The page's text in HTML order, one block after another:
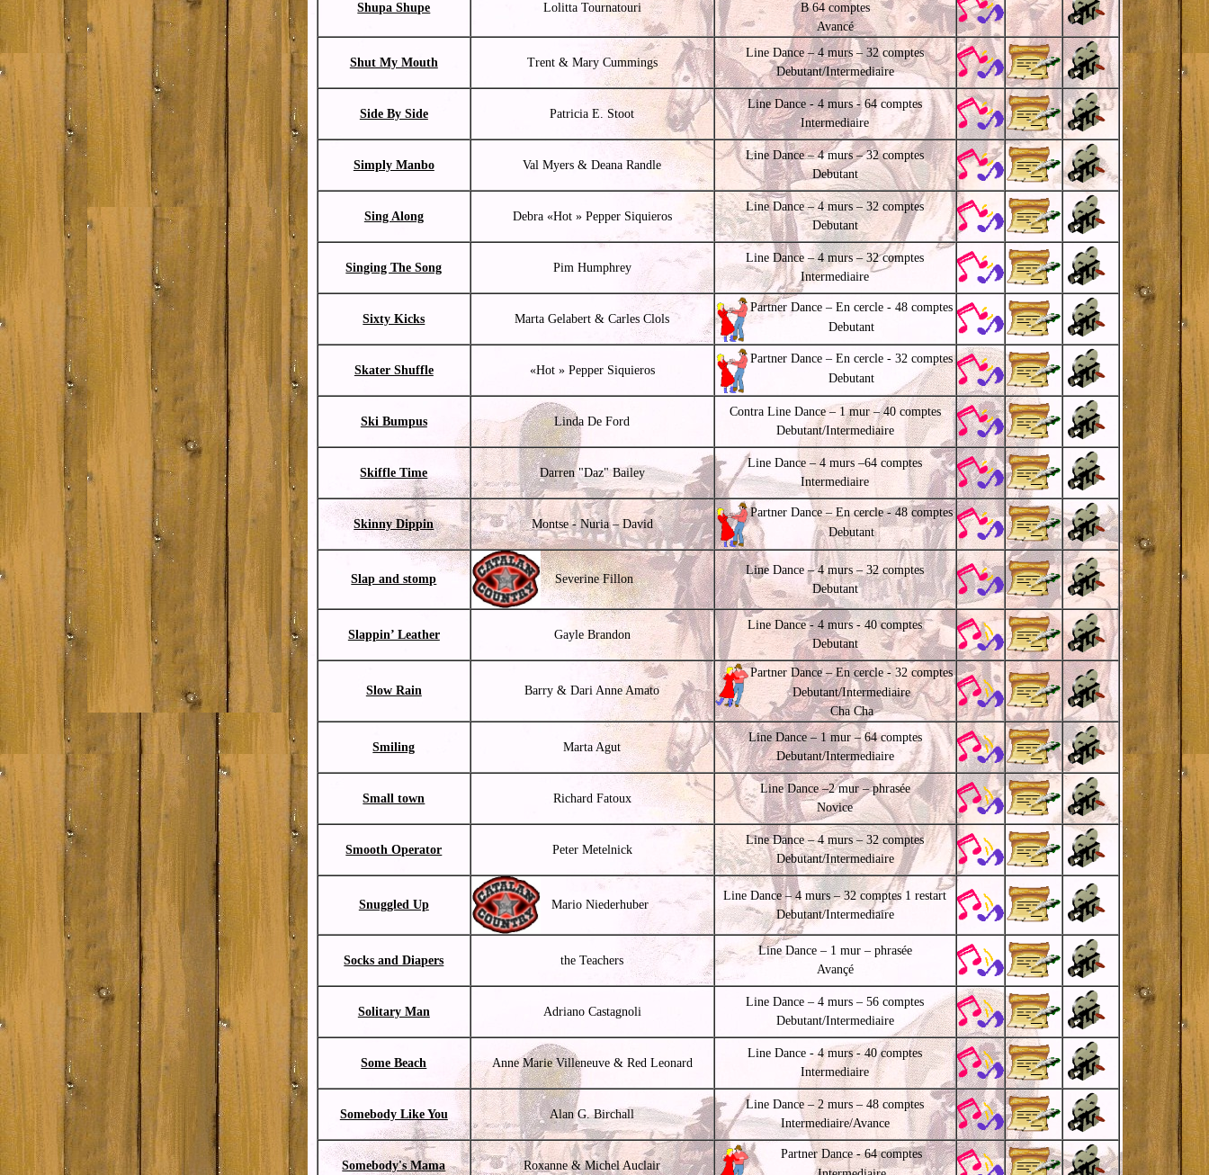
Shupa Shupe Lolitta Tournatouri
B 64 comptes
Avancé
Shut My Mouth Trent & Mary Cummings
Line Dance – 4 murs – 32 comptes
Debutant/Intermediaire
Side By Side Patricia E. Stoot
Line Dance - 4 murs - 64 comptes
Intermediaire
Simply Manbo Val Myers & Deana Randle
Line Dance – 4 murs – 32 comptes
Debutant
Sing Along Debra «Hot » Pepper Siquieros
Line Dance – 4 murs – 32 comptes
Debutant
Singing The Song Pim Humphrey
Line Dance – 4 murs – 32 comptes
Intermediaire
Sixty Kicks Marta Gelabert & Carles Clols
Partner Dance – En cercle - 48 comptes
Debutant
Skater Shuffle «Hot » Pepper Siquieros
Partner Dance – En cercle - 32 comptes
Debutant
Ski Bumpus Linda De Ford
Contra Line Dance – 1 mur – 40 comptes
Debutant/Intermediaire
Skiffle Time Darren "Daz" Bailey
Line Dance – 4 murs –64 comptes
Intermediaire
Skinny Dippin Montse - Nuria – David
Partner Dance – En cercle - 48 comptes
Debutant
Slap and stomp Severine Fillon
Line Dance – 4 murs – 32 comptes
Debutant
Slappin’ Leather Gayle Brandon
Line Dance - 4 murs - 40 comptes
Debutant
Slow Rain Barry & Dari Anne Amato
Partner Dance – En cercle - 32 comptes
Debutant/Intermediaire
Cha Cha
Smiling Marta Agut
Line Dance – 1 mur – 64 comptes
Debutant/Intermediaire
Small town Richard Fatoux
Line Dance –2 mur – phrasée
Novice
Smooth Operator Peter Metelnick
Line Dance – 4 murs – 32 comptes
Debutant/Intermediaire
Snuggled Up Mario Niederhuber
Line Dance – 4 murs – 32 comptes 1 restart
Debutant/Intermediaire
Socks and Diapers the Teachers
Line Dance – 1 mur – phrasée
Avançé
Solitary Man Adriano Castagnoli
Line Dance – 4 murs – 56 comptes
Debutant/Intermediaire
Some Beach Anne Marie Villeneuve & Red Leonard
Line Dance - 4 murs - 40 comptes
Intermediaire
Somebody Like You Alan G. Birchall
Line Dance – 2 murs – 48 comptes
Intermediaire/Avance
Somebody's Mama Roxanne & Michel Auclair
Partner Dance - 64 comptes